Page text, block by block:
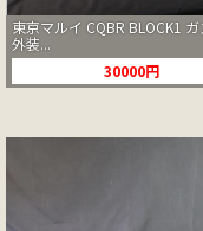
東京マルイ CQBR BLOCK1
外装...
30000円